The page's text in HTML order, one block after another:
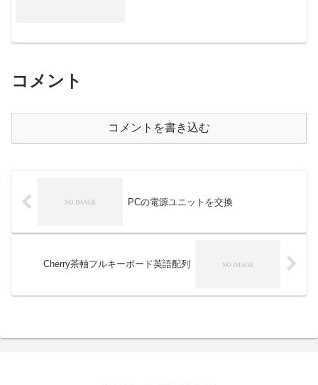
コメント
コメントを書き込む
PCの電源ユニットを交換
Cherry茶軸フルキーボード英語配列